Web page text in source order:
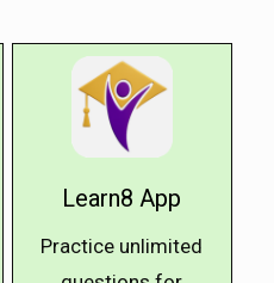
Learn8 App
Practice unlimited